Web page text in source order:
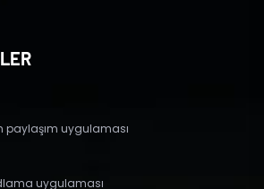
paylaşım uygulaması
uygulaması